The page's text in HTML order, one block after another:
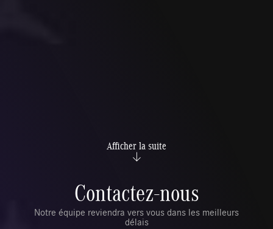
Afficher la suite
Contactez-nous
Notre équipe reviendra vers vous dans les meilleurs
délais